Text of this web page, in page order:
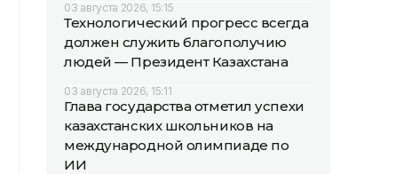
03 августа 2026, 15:15
Технологический прогресс всегда
должен служить благополучию
людей — Президент Казахстана
03 августа 2026, 15:11
Глава государства отметил успехи
казахстанских школьников на
международной олимпиаде по
ИИ